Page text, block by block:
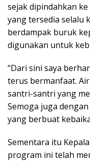
sejak dipindahkan
yang tersedia selalu
berdampak buruk
digunakan untuk
“Dari sini saya
terus bermanfaat.
santri-santri yang
Semoga juga
yang berbuat
Sementara itu
program ini telah